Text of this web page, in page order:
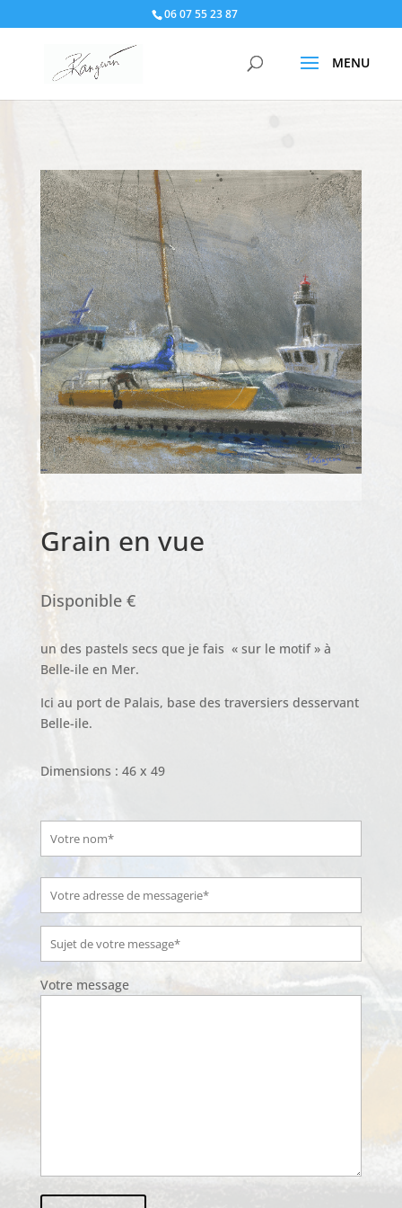
06 07 55 23 87
Grain en vue
Disponible €
un des pastels secs que je fais « sur le motif » à
Belle-ile en Mer.
Ici au port de Palais, base des traversiers desservant
Belle-ile.
Dimensions : 46 x 49
Votre message